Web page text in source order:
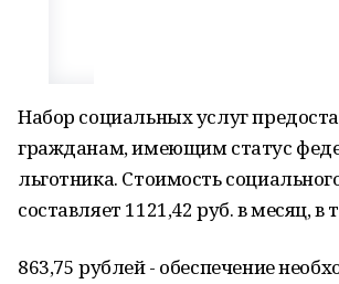
Набор социальных услуг
гражданам, имеющим статус
льготника. Стоимость
составляет 1121,42 руб. в месяц, в
863,75 рублей - обеспечение